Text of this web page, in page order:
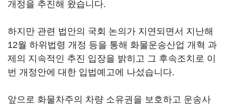
개정을 추진해 왔습니다.
하지만 관련 법안의 국회 논의가 지연되면서 지난해
12월 하위법령 개정 등을 통해 화물운송산업 개혁 과
제의 지속적인 추진 입장을 밝히고 그 후속조치로 이
번 개정안에 대한 입법예고에 나섰습니다.
앞으로 화물차주의 차량 소유권을 보호하고 운송사